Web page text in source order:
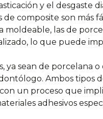
y el desgaste
de composite son más
las de
lo que puede
ya sean de porcelana
Ambos tipos
un proceso que
adhesivos